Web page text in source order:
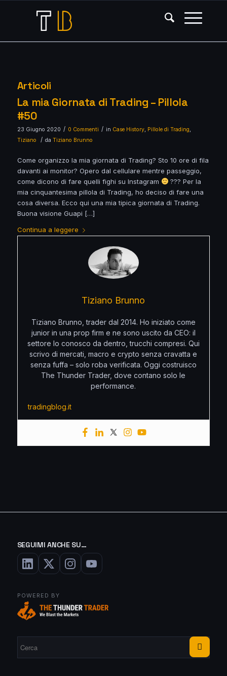
Articoli
La mia Giornata di Trading – Pillola
#50
23 Giugno 2020 / 0 Commenti / in Case History, Pillole di Trading,
Tiziano
/ da Tiziano Brunno
Come organizzo la mia giornata di Trading? Sto 10 ore di fila
davanti ai monitor? Opero dal cellulare mentre passeggio,
come dicono di fare quelli fighi su Instagram
??? Per la
mia cinquantesima pillola di Trading, ho deciso di fare una
cosa diversa. Ecco qui una mia tipica giornata di Trading.
Buona visione Guapi […]
Continua a leggere
Tiziano Brunno
Tiziano Brunno, trader dal 2014. Ho iniziato come
junior in una prop firm e ne sono uscito da CEO: il
settore lo conosco da dentro, trucchi compresi. Qui
scrivo di mercati, macro e crypto senza cravatta e
senza fuffa – solo roba verificata. Oggi costruisco
The Thunder Trader, dove contano solo le
performance.
tradingblog.it
SEGUIMI ANCHE SU…
POWERED BY